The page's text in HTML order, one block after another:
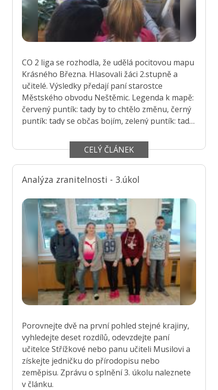
CO 2 liga se rozhodla, že udělá pocitovou mapu
Krásného Března. Hlasovali žáci 2.stupně a
učitelé. Výsledky předají paní starostce
Městského obvodu Neštěmic. Legenda k mapě:
červený puntík: tady by to chtělo změnu, černý
puntík: tady se občas bojím, zelený puntík: tady
CELÝ ČLÁNEK
Analýza zranitelnosti - 3.úkol
Porovnejte dvě na první pohled stejné krajiny,
vyhledejte deset rozdílů, odevzdejte paní
učitelce Střížkové nebo panu učiteli Musilovi a
získejte jedničku do přírodopisu nebo
zeměpisu. Zprávu o splnění 3. úkolu naleznete
v článku.